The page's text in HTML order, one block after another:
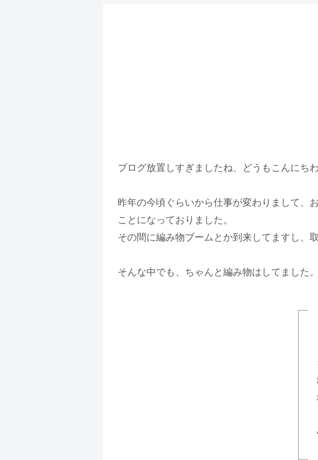
ブログ放置しすぎましたね、どうもこんにち
昨年の今頃ぐらいから仕事が変わりまして、
ことになっておりました。
その間に編み物ブームとか到来してますし、
そんな中でも、ちゃんと編み物はしてました